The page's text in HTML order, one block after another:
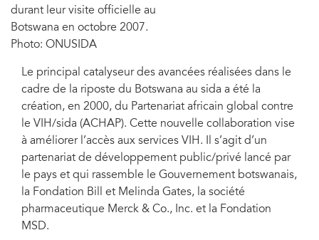
durant leur visite officielle au
Botswana en octobre 2007.
Photo: ONUSIDA
Le principal catalyseur des avancées réalisées dans le
cadre de la riposte du Botswana au sida a été la
création, en 2000, du Partenariat africain global contre
le VIH/sida (ACHAP). Cette nouvelle collaboration vise
à améliorer l’accès aux services VIH. Il s’agit d’un
partenariat de développement public/privé lancé par
le pays et qui rassemble le Gouvernement botswanais,
la Fondation Bill et Melinda Gates, la société
pharmaceutique Merck & Co., Inc. et la Fondation
MSD.